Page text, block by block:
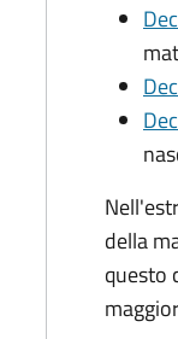
della
questo